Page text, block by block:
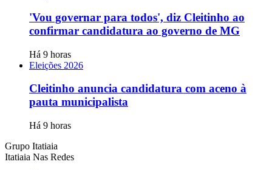
'Vou governar para todos', diz Cleitinho ao
confirmar candidatura ao governo de MG
Há 9 horas
Eleições 2026
Cleitinho anuncia candidatura com aceno à
pauta municipalista
Há 9 horas
Grupo Itatiaia
Itatiaia Nas Redes